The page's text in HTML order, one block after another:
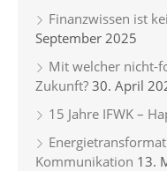
Finanzwissen ist
September 2025
Mit welcher nicht-
Zukunft? 30. April
15 Jahre IFWK –
Kommunikation 13.